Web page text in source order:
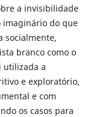
a invisibilidade
imaginário do que
socialmente,
branco como o
utilizada a
e exploratório,
e com
os casos para